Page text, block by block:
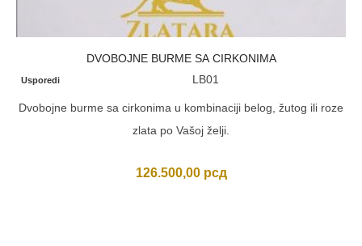
DVOBOJNE BURME SA CIRKONIMA
Usporedi LB01
Dvobojne burme sa cirkonima u kombinaciji belog, žutog ili roze
zlata po Vašoj želji.
126.500,00 рсд